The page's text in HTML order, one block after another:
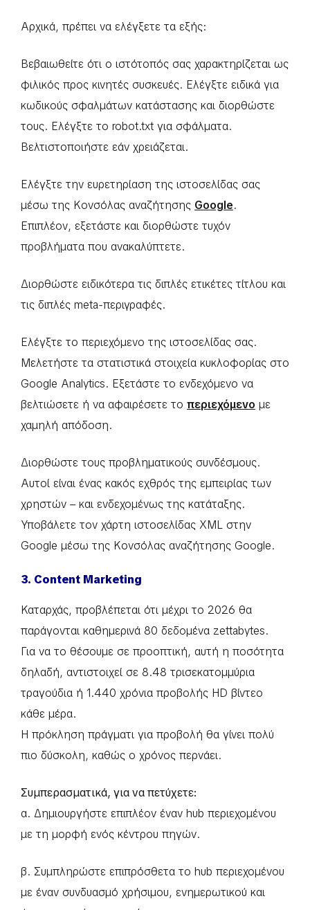
Αρχικά, πρέπει να ελέγξετε τα εξής:
Βεβαιωθείτε ότι ο ιστότοπός σας χαρακτηρίζεται ως
φιλικός προς κινητές συσκευές. Ελέγξτε ειδικά για
κωδικούς σφαλμάτων κατάστασης και διορθώστε
τους. Ελέγξτε το robot.txt για σφάλματα.
Βελτιστοποιήστε εάν χρειάζεται.
Ελέγξτε την ευρετηρίαση της ιστοσελίδας σας
μέσω της Κονσόλας αναζήτησης Google.
Επιπλέον, εξετάστε και διορθώστε τυχόν
προβλήματα που ανακαλύπτετε.
Διορθώστε ειδικότερα τις διπλές ετικέτες τίτλου και
τις διπλές meta-περιγραφές.
Ελέγξτε το περιεχόμενο της ιστοσελίδας σας.
Μελετήστε τα στατιστικά στοιχεία κυκλοφορίας στο
Google Analytics. Εξετάστε το ενδεχόμενο να
βελτιώσετε ή να αφαιρέσετε το περιεχόμενο με
χαμηλή απόδοση.
Διορθώστε τους προβληματικούς συνδέσμους.
Αυτοί είναι ένας κακός εχθρός της εμπειρίας των
χρηστών – και ενδεχομένως της κατάταξης.
Υποβάλετε τον χάρτη ιστοσελίδας XML στην
Google μέσω της Κονσόλας αναζήτησης Google.
3. Content Marketing
Καταρχάς, προβλέπεται ότι μέχρι το 2026 θα
παράγονται καθημερινά 80 δεδομένα zettabytes.
Για να το θέσουμε σε προοπτική, αυτή η ποσότητα
δηλαδή, αντιστοιχεί σε 8.48 τρισεκατομμύρια
τραγούδια ή 1.440 χρόνια προβολής HD βίντεο
κάθε μέρα.
Η πρόκληση πράγματι για προβολή θα γίνει πολύ
πιο δύσκολη, καθώς ο χρόνος περνάει.
Συμπερασματικά, για να πετύχετε:
α. Δημιουργήστε επιπλέον έναν hub περιεχομένου
με τη μορφή ενός κέντρου πηγών.
β. Συμπληρώστε επιπρόσθετα το hub περιεχομένου
με έναν συνδυασμό χρήσιμου, ενημερωτικού και